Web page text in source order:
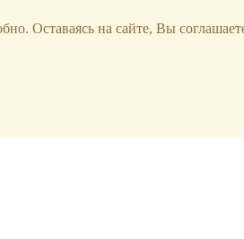
Оставаясь на сайте, Вы